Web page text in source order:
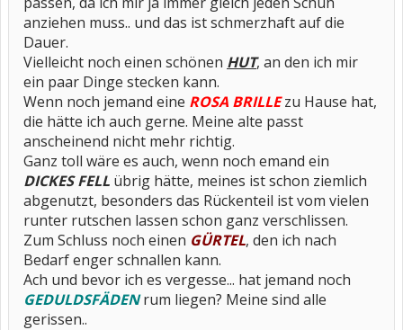
anziehen muss.. und das ist schmerzhaft auf die
Dauer.
Vielleicht noch einen schönen HUT, an den ich mir
ein paar Dinge stecken kann.
Wenn noch jemand eine ROSA BRILLEzu Hause hat,
die hätte ich auch gerne. Meine alte passt
anscheinend nicht mehr richtig.
Ganz toll wäre es auch, wenn noch emand ein
DICKES FELL übrig hätte, meines ist schon ziemlich
abgenutzt, besonders das Rückenteil ist vom vielen
runter rutschen lassen schon ganz verschlissen.
Zum Schluss noch einen GÜRTEL, den ich nach
Bedarf enger schnallen kann.
Ach und bevor ich es vergesse... hat jemand noch
GEDULDSFÄDENrum liegen? Meine sind alle
gerissen..